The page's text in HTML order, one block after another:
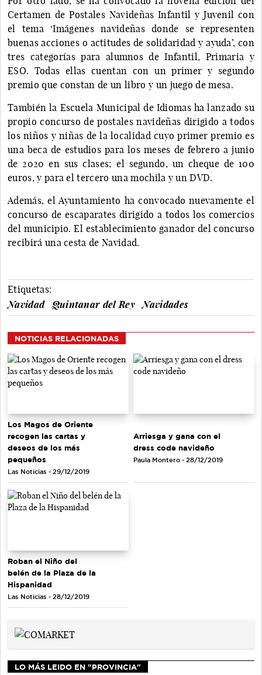
Certamen de Postales Navideñas Infantil y Juvenil con
el tema ‘Imágenes navideñas donde se representen
buenas acciones o actitudes de solidaridad y ayuda’, con
tres categorías para alumnos de Infantil, Primaria y
ESO. Todas ellas cuentan con un primer y segundo
premio que constan de un libro y un juego de mesa.
También la Escuela Municipal de Idiomas ha lanzado su
propio concurso de postales navideñas dirigido a todos
los niños y niñas de la localidad cuyo primer premio es
una beca de estudios para los meses de febrero a junio
de 2020 en sus clases; el segundo, un cheque de 100
euros, y para el tercero una mochila y un DVD.
Además, el Ayuntamiento ha convocado nuevamente el
concurso de escaparates dirigido a todos los comercios
del municipio. El establecimiento ganador del concurso
recibirá una cesta de Navidad.
Etiquetas:
Navidad
Quintanar del Rey Navidades
NOTICIAS RELACIONADAS
Los Magos de Oriente
recogen las cartas y
deseos de los más
pequeños
Las Noticias - 29/12/2019
Arriesga y gana con el
dress code navideño
Paula Montero - 28/12/2019
Roban el Niño del
belén de la Plaza de la
Hispanidad
Las Noticias - 28/12/2019
LO MÁS LEIDO EN "PROVINCIA"